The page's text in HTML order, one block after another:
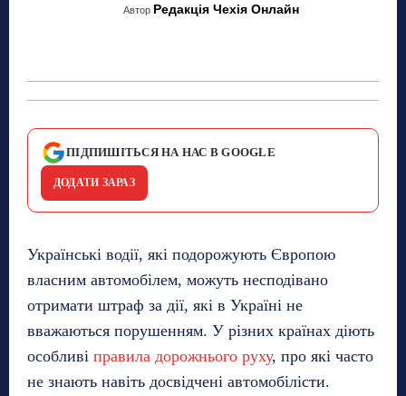
Автор Редакція Чехія Онлайн
ПІДПИШІТЬСЯ НА НАС В GOOGLE
ДОДАТИ ЗАРАЗ
Українські водії, які подорожують Європою
власним автомобілем, можуть несподівано
отримати штраф за дії, які в Україні не
вважаються порушенням. У різних країнах діють
особливі правила дорожнього руху, про які часто
не знають навіть досвідчені автомобілісти.